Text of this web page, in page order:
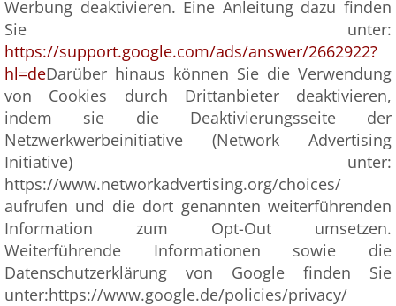
Werbung deaktivieren. Eine Anleitung dazu finden
Sie unter:
https://support.google.com/ads/answer/2662922?
hl=deDarüber hinaus können Sie die Verwendung
von Cookies durch Drittanbieter deaktivieren,
indem sie die Deaktivierungsseite der
Netzwerkwerbeinitiative (Network Advertising
Initiative) unter:
https://www.networkadvertising.org/choices/
aufrufen und die dort genannten weiterführenden
Information zum Opt-Out umsetzen.
Weiterführende Informationen sowie die
Datenschutzerklärung von Google finden Sie
unter:https://www.google.de/policies/privacy/